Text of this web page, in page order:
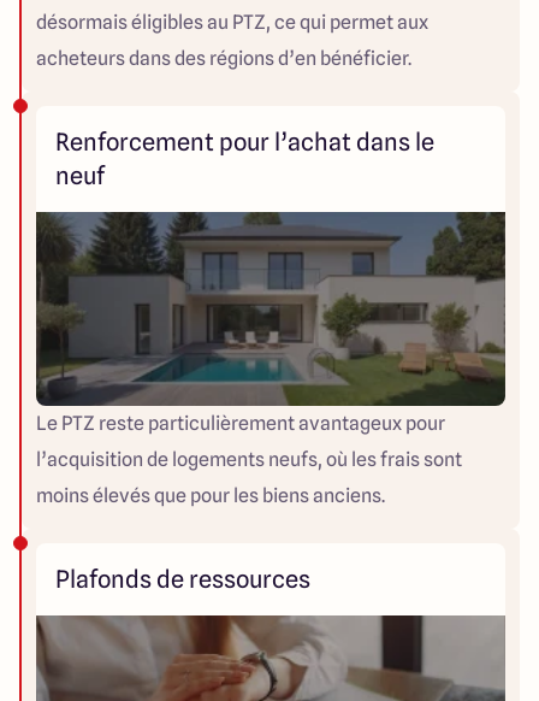
désormais éligibles au PTZ, ce qui permet aux
acheteurs dans des régions d’en bénéficier.
Renforcement pour l’achat dans le
neuf
Le PTZ reste particulièrement avantageux pour
l’acquisition de logements neufs, où les frais sont
moins élevés que pour les biens anciens.
Plafonds de ressources